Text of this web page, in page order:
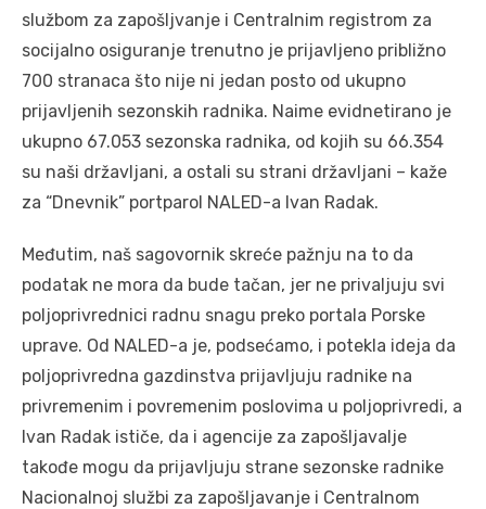
službom za zapošljvanje i Centralnim registrom za
socijalno osiguranje trenutno je prijavljeno približno
700 stranaca što nije ni jedan posto od ukupno
prijavljenih sezonskih radnika. Naime evidnetirano je
ukupno 67.053 sezonska radnika, od kojih su 66.354
su naši državljani, a ostali su strani državljani – kaže
za “Dnevnik” portparol NALED-a Ivan Radak.
Međutim, naš sagovornik skreće pažnju na to da
podatak ne mora da bude tačan, jer ne privaljuju svi
poljoprivrednici radnu snagu preko portala Porske
uprave. Od NALED-a je, podsećamo, i potekla ideja da
poljoprivredna gazdinstva prijavljuju radnike na
privremenim i povremenim poslovima u poljoprivredi, a
Ivan Radak ističe, da i agencije za zapošljavalje
takođe mogu da prijavljuju strane sezonske radnike
Nacionalnoj službi za zapošljavanje i Centralnom